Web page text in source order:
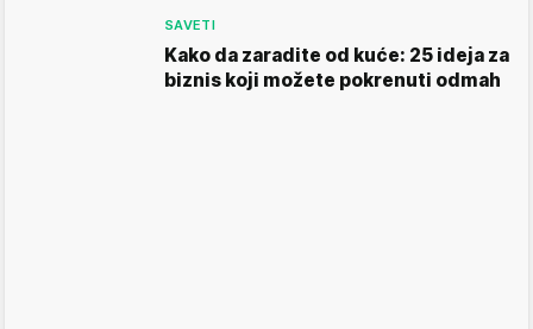
SAVETI
Kako da zaradite od kuće: 25 ideja za
biznis koji možete pokrenuti odmah